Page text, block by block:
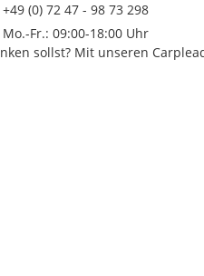
+49 (0) 72 47 - 98 73 298
Mo.-Fr.: 09:00-18:00 Uhr